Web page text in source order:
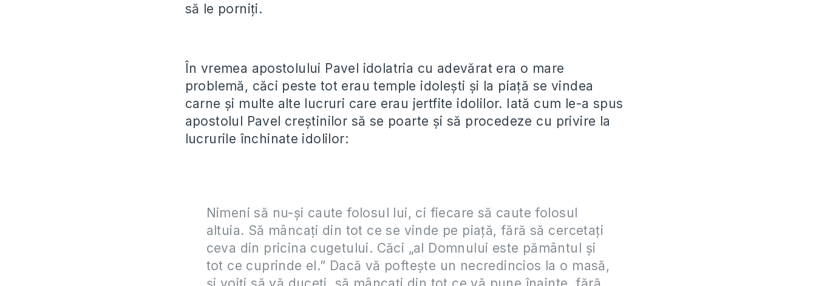
să le porniți.
În vremea apostolului Pavel idolatria cu adevărat era o mare
problemă, căci peste tot erau temple idolești și la piață se vindea
carne și multe alte lucruri care erau jertfite idolilor. Iată cum le-a spus
apostolul Pavel creștinilor să se poarte și să procedeze cu privire la
lucrurile închinate idolilor:
Nimeni să nu-şi caute folosul lui, ci fiecare să caute folosul
altuia. Să mâncaţi din tot ce se vinde pe piaţă, fără să cercetaţi
ceva din pricina cugetului. Căci „al Domnului este pământul şi
tot ce cuprinde el.” Dacă vă pofteşte un necredincios la o masă,